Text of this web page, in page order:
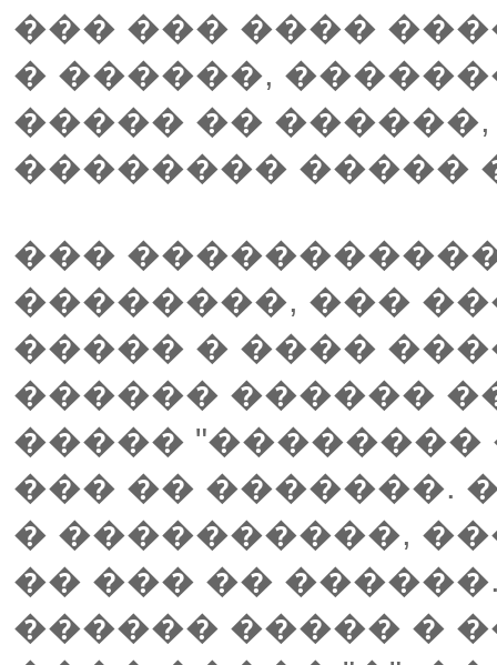
��� ��� ����
� ������,
����� ��
�������� �����
���
��������, ���
����� � ����
������ ������
����� "��������
��� �� �������.
� ����������,
�� ��� ��
������ ����� �